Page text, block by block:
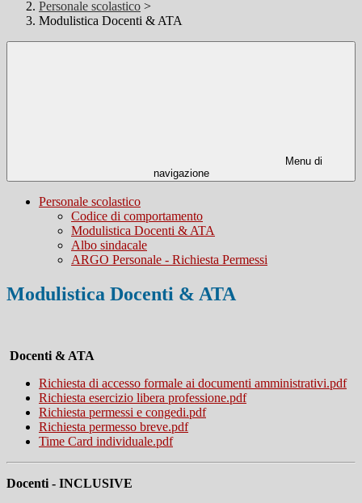
Personale scolastico >
Modulistica Docenti & ATA
Menu di
navigazione
Personale scolastico
Codice di comportamento
Modulistica Docenti & ATA
Albo sindacale
ARGO Personale - Richiesta Permessi
Modulistica Docenti & ATA
Docenti & ATA
Richiesta di accesso formale ai documenti amministrativi.pdf
Richiesta esercizio libera professione.pdf
Richiesta permessi e congedi.pdf
Richiesta permesso breve.pdf
Time Card individuale.pdf
Docenti - INCLUSIVE